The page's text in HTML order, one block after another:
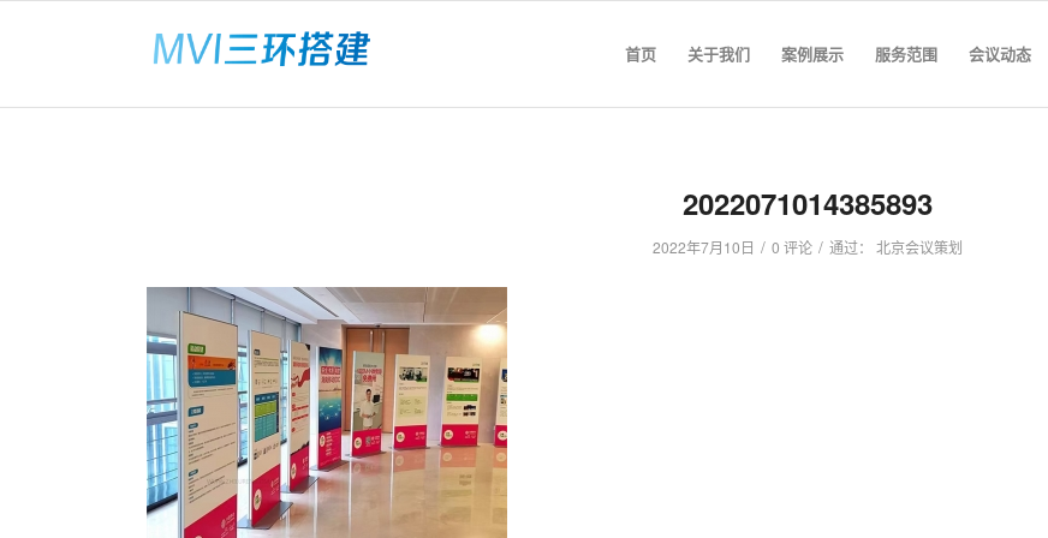
首页 关于我们 案例展示 服务范围 会议动态
2022071014385893
2022年7月10日 / 0 评论 / 通过： 北京会议策划